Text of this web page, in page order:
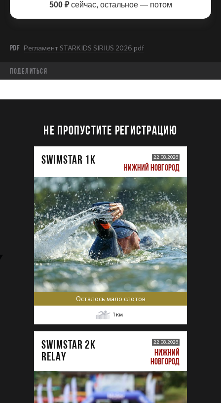
500 ₽сейчас, остальное — потом
PDF Регламент STARKIDS SIRIUS 2026.pdf
Поделиться
НЕ ПРОПУСТИТЕ РЕГИСТРАЦИЮ
SWIMSTAR 1K 22.08.2026
НИЖНИЙ НОВГОРОД
Осталось мало слотов
1 км
SWIMSTAR 2K
RELAY
22.08.2026
НИЖНИЙ
НОВГОРОД